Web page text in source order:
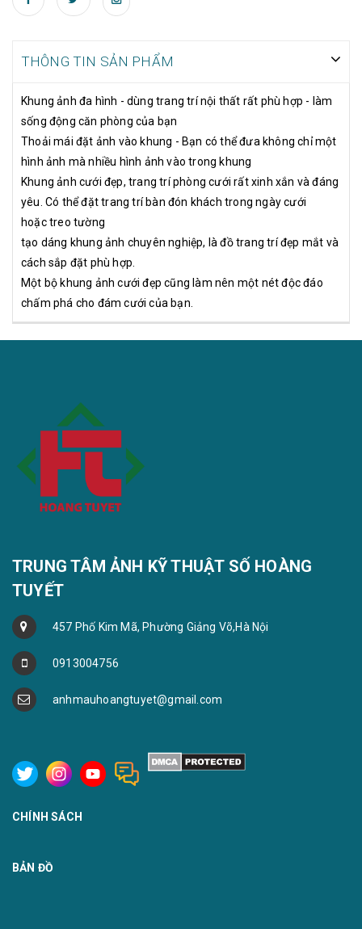
THÔNG TIN SẢN PHẨM
Khung ảnh đa hình - dùng trang trí nội thất rất phù hợp - làm
sống động căn phòng của bạn
Thoải mái đặt ảnh vào khung - Bạn có thể đưa không chỉ một
hình ảnh mà nhiều hình ảnh vào trong khung
Khung ảnh cưới đẹp, trang trí phòng cưới rất xinh xắn và đáng
yêu. Có thể đặt trang trí bàn đón khách trong ngày cưới
hoặc treo tường
tạo dáng khung ảnh chuyên nghiệp, là đồ trang trí đẹp mắt và
cách sắp đặt phù hợp.
Một bộ khung ảnh cưới đẹp cũng làm nên một nét độc đáo
chấm phá cho đám cưới của bạn.
TRUNG TÂM ẢNH KỸ THUẬT SỐ HOÀNG
TUYẾT
457 Phố Kim Mã, Phường Giảng Võ,Hà Nội
0913004756
anhmauhoangtuyet@gmail.com
CHÍNH SÁCH
BẢN ĐỒ